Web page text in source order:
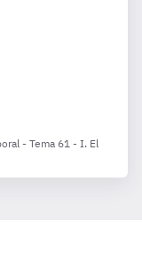
- Tema 61 - I. El